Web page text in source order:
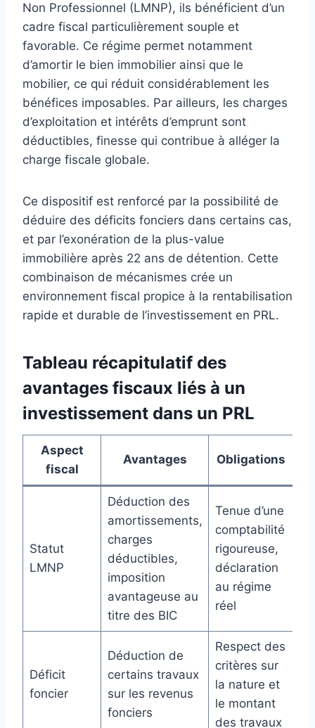
Non Professionnel (LMNP), ils bénéficient d’un
cadre fiscal particulièrement souple et
favorable. Ce régime permet notamment
d’amortir le bien immobilier ainsi que le
mobilier, ce qui réduit considérablement les
bénéfices imposables. Par ailleurs, les charges
d’exploitation et intérêts d’emprunt sont
déductibles, finesse qui contribue à alléger la
charge fiscale globale.
Ce dispositif est renforcé par la possibilité de
déduire des déficits fonciers dans certains cas,
et par l’exonération de la plus-value
immobilière après 22 ans de détention. Cette
combinaison de mécanismes crée un
environnement fiscal propice à la rentabilisation
rapide et durable de l’investissement en PRL.
Tableau récapitulatif des
avantages fiscaux liés à un
investissement dans un PRL
Aspect
fiscal
Avantages Obligations
Statut
LMNP
Déduction des
amortissements,
charges
déductibles,
imposition
avantageuse au
titre des BIC
Tenue d’une
comptabilité
rigoureuse,
déclaration
au régime
réel
Déficit
foncier
Déduction de
certains travaux
sur les revenus
fonciers
Respect des
critères sur
la nature et
le montant
des travaux